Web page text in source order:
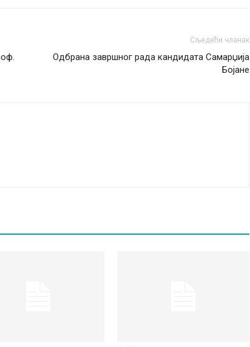
Сљедећи чланак
Одбрана завршног рада кандидата Самарџија
Бојане